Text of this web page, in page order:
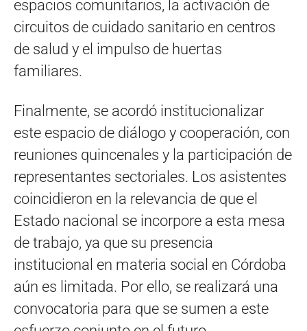
espacios comunitarios, la activación de
circuitos de cuidado sanitario en centros
de salud y el impulso de huertas
familiares.
Finalmente, se acordó institucionalizar
este espacio de diálogo y cooperación, con
reuniones quincenales y la participación de
representantes sectoriales. Los asistentes
coincidieron en la relevancia de que el
Estado nacional se incorpore a esta mesa
de trabajo, ya que su presencia
institucional en materia social en Córdoba
aún es limitada. Por ello, se realizará una
convocatoria para que se sumen a este